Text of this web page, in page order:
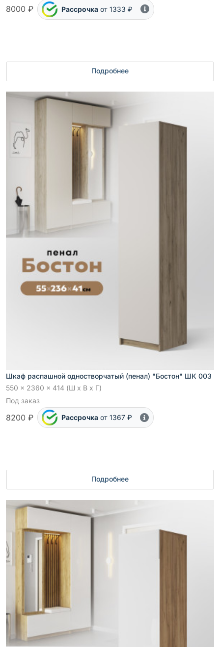
8000 ₽ Рассрочка от 1333 ₽
Подробнее
Шкаф распашной одностворчатый (пенал) "Бостон" ШК 003
550 x 2360 x 414 (Ш x В x Г)
Под заказ
8200 ₽ Рассрочка от 1367 ₽
Подробнее